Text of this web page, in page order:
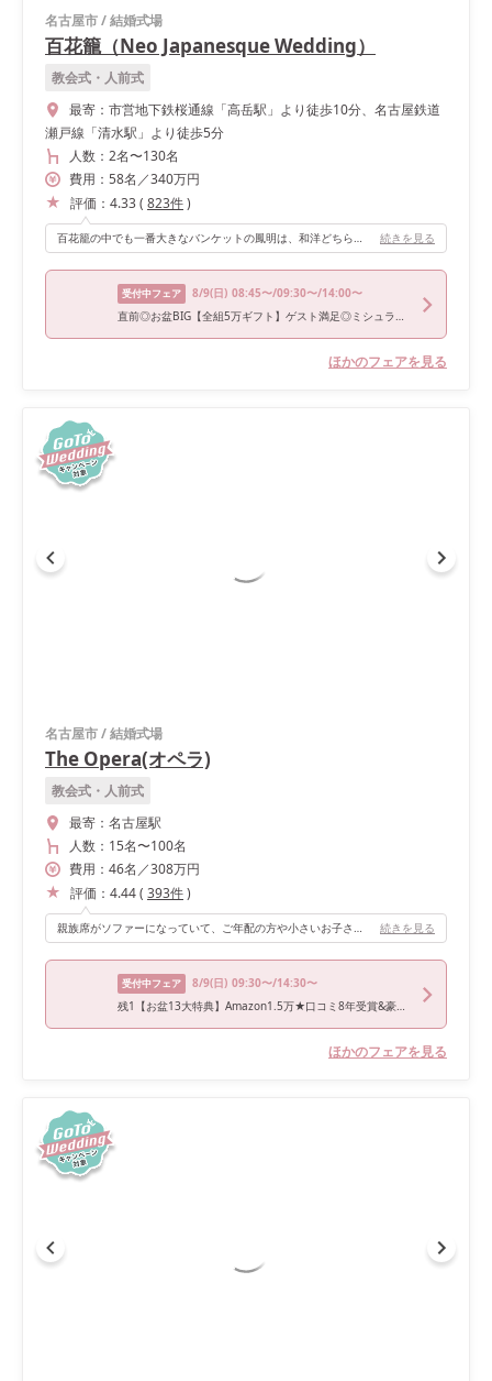
名古屋市/結婚式場
百花籠（Neo Japanesque Wedding）
教会式・人前式
最寄： 市営地下鉄桜通線「高岳駅」より徒歩10分、名古屋鉄道
瀬戸線「清水駅」より徒歩5分
人数： 2名〜130名
費用： 58名 ／340万円
評価： 4.33( 823件)
百花籠の中でも一番大きなバンケットの鳳明は、和洋どちらにでも対応できるレトロな雰囲気です。 扉、階段からの登場はもちろん、ガーデンから入場することができ、再入場でガラス張りの扉にある幕が上がるときにはとても盛り上がりました。 続きを見る
受付中フェア 8/9(日) 08:45〜/09:30〜/14:00〜
直前◎お盆BIG【全組5万ギフト】ゲスト満足◎ミシュラン美食体験
ほかのフェアを見る
名古屋市/結婚式場
The Opera(オペラ)
教会式・人前式
最寄： 名古屋駅
人数： 15名〜100名
費用： 46名 ／308万円
評価： 4.44( 393件)
親族席がソファーになっていて、ご年配の方や小さいお子さんも過ごしやすい席だと思います。新郎新婦からも親族の顔がよく見えて良かったです。 続きを見る
受付中フェア 8/9(日) 09:30〜/14:30〜
残1【お盆13大特典】Amazon1.5万★口コミ8年受賞&豪華コース試食
ほかのフェアを見る